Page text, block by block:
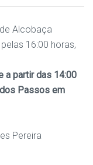
Alcobaça
16:00 horas,
a partir das 14:00
Passos em
Pereira